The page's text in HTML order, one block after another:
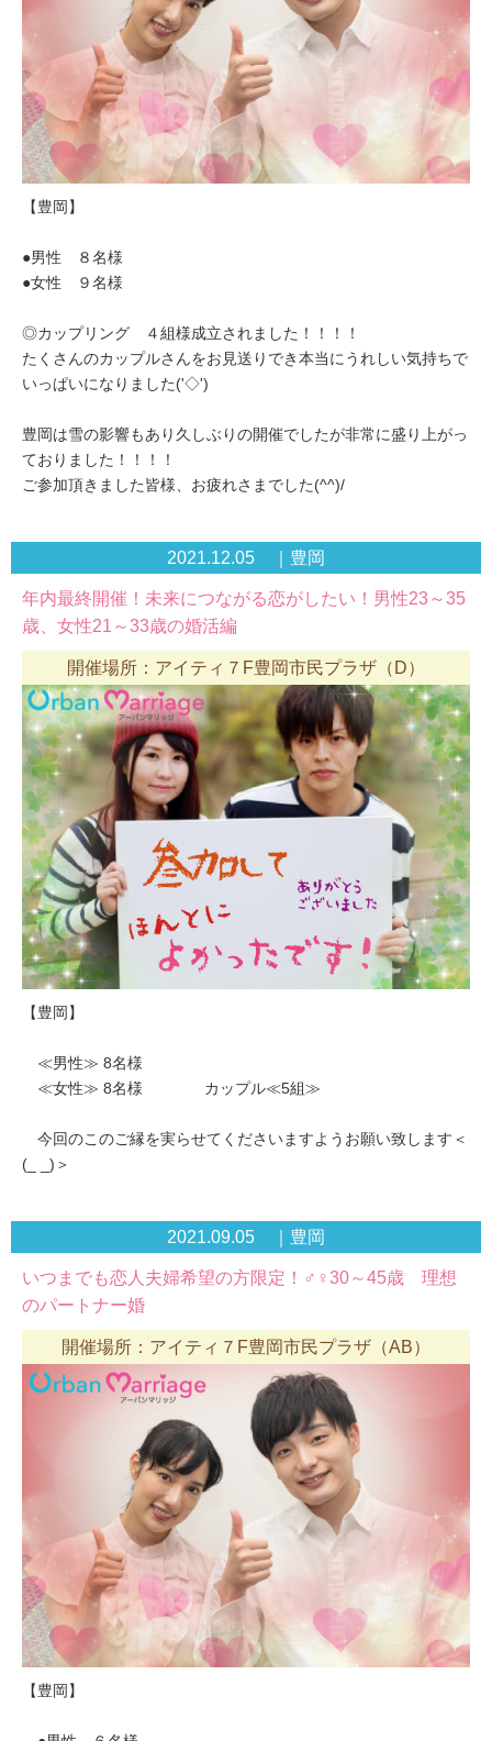
【豊岡】
●男性 ８名様
●女性 ９名様
◎カップリング ４組様成立されました！！！！
たくさんのカップルさんをお見送りでき本当にうれしい気持ちで
いっぱいになりました('◇')ゞ
豊岡は雪の影響もあり久しぶりの開催でしたが非常に盛り上がっ
ておりました！！！！
ご参加頂きました皆様、お疲れさまでした(^^)/
2021.12.05 ｜豊岡
年内最終開催！未来につながる恋がしたい！男性23～35
歳、女性21～33歳の婚活編
開催場所：アイティ７F豊岡市民プラザ（D）
【豊岡】
≪男性≫ 8名様
≪女性≫ 8名様 カップル≪5組≫
今回のこのご縁を実らせてくださいますようお願い致します＜
(_ _)＞
2021.09.05 ｜豊岡
いつまでも恋人夫婦希望の方限定！♂♀30～45歳 理想
のパートナー婚
開催場所：アイティ７F豊岡市民プラザ（AB）
【豊岡】